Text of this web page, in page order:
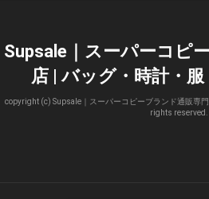
Supsale｜スーパーコピ
店 | バッグ・時計・服
copyright (c) Supsale｜スーパーコピーブランド通販専
rights reserved.